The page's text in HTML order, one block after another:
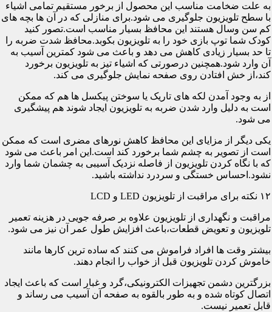
به علت ضخامت مناسب این محصول از برخور مستقیم تمامی اشیاء
با سطح تلویزیون جلوگیری می شود.برای منازلی که در آن ها بچه های
کم سن وسال هستند این محافظ بسیار مناسب است.تصور کنید
کودک شما توپ بازی خود را به تلویزیون بکوبد.محافظ شدت ضربه را
تا حد بسیار زیادی کاهش می دهد و باعث می شود کمترین آسیب به
آن وارد شود.همچنین درصورتی که اشیاء تیز به تلویزیون برخورد
کند،از خش افتادن روی صفحه نمایش جلوگیری می کند.
از به وجود آمدن لکه های تاریک یا سوختن پیکسل ها هم که ممکن
است به دلیل وارد شدن ضربه به تلویزیون ایجاد شوند هم پیشگیری
می شود.
یکی دیگر از مزایای این محافظ کاهش نورهای مضری است که ممکن
است از تصویر به چشم شما برخورد کند است.این امر باعث می شود
که با نگاه کردن تلویزیون از فاصله نزدیک آسیبی به چشمان شما وارد
نشود.احساس خستگی و سردرد نداشته باشید.
۱۲ نکته برای مراقبت از تلویزیون LED و LCD
مراقبت و نگهداری از تلویزیون علاوه بر صرفه جویی در هزینه تعمیر
تلویزیون و تعویض قطعات،باعث افزایش طول عمر آن نیز می شود.
بیشتر وقت ها افراد فراموش می کنند که ساده ترین کارها مانند
خاموش کردن تلویزیون قبل از خواب را انجام دهند.
بزرگترین دشمن تجهیزات الکترونیکی،گرد و غبار است که باعث ایجاد
اتصال کوتاه شده و به طور بالقوه به صفحه آن آسیب می رساند و
قابل تعمیر نیست.